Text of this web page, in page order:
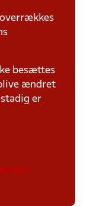
besættes
ændret
er